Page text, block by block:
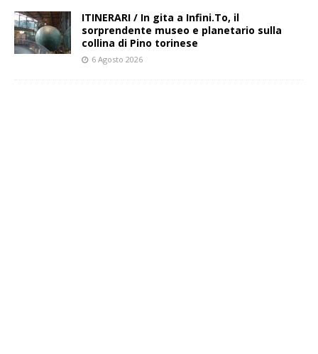
ITINERARI / In gita a Infini.To, il
sorprendente museo e planetario sulla
collina di Pino torinese
6 Agosto 2026